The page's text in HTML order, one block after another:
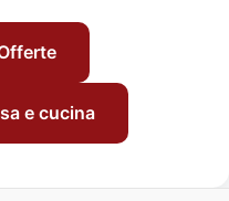
e cucina